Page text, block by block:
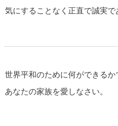
気にすることなく正直で誠実で
世界平和のために何ができる
あなたの家族を愛しなさい。